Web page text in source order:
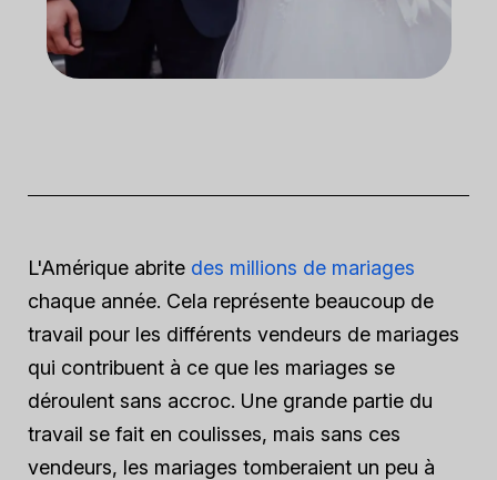
L'Amérique abrite des millions de mariages
chaque année. Cela représente beaucoup de
travail pour les différents vendeurs de mariages
qui contribuent à ce que les mariages se
déroulent sans accroc. Une grande partie du
travail se fait en coulisses, mais sans ces
vendeurs, les mariages tomberaient un peu à